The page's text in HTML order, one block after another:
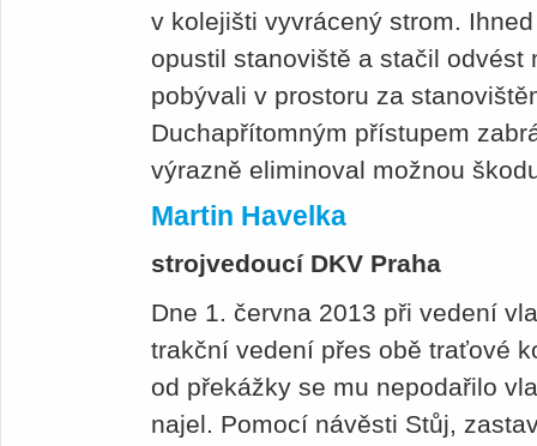
v kolejišti vyvrácený strom.
opustil stanoviště a stačil
pobývali v prostoru za
Duchapřítomným přístupem
výrazně eliminoval možnou
Martin Havelka
strojvedoucí DKV Praha
Dne 1. června 2013 při vedení
trakční vedení přes obě traťové
od překážky se mu nepodařilo
najel. Pomocí návěsti Stůj,